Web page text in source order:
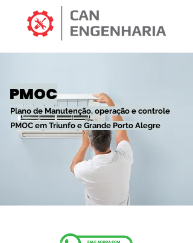
PMOC
Plano de Manutenção, operação e controle
PMOC em Triunfo e Grande Porto Alegre